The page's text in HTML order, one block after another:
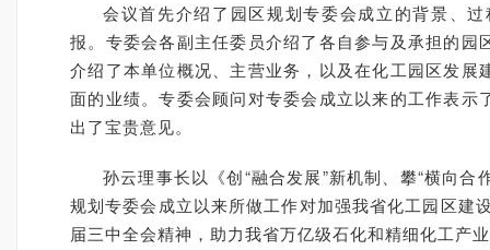
会议首先介绍了园区规划专委会成立的背景、
报。专委会各副主任委员介绍了各自参与及承担的
介绍了本单位概况、主营业务，以及在化工园区发
面的业绩。专委会顾问对专委会成立以来的工作表
出了宝贵意见。
孙云理事长以《创“融合发展”新机制、攀“横向
规划专委会成立以来所做工作对加强我省化工园区建
届三中全会精神，助力我省万亿级石化和精细化工产